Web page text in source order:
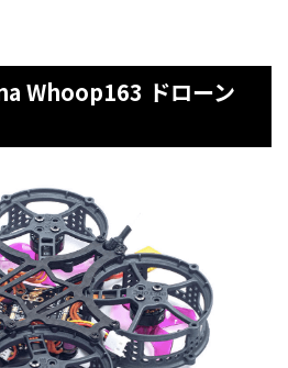
Whoop163 ドローン